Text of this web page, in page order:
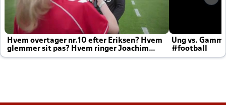
Hvem overtager nr.10 efter Eriksen? Hvem
glemmer sit pas? Hvem ringer Joachim
altid til efter kampe?
Ung vs.
#football